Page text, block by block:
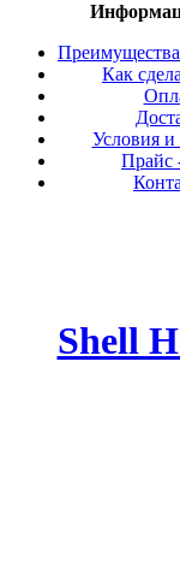
Как
Условия и
Прайс
Shell